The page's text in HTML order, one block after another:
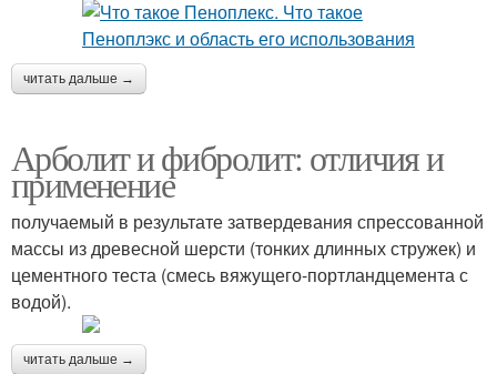
читать дальше →
Арболит и фибролит: отличия и
применение
получаемый в результате затвердевания спрессованной
массы из древесной шерсти (тонких длинных стружек) и
цементного теста (смесь вяжущего-портландцемента с
водой).
читать дальше →